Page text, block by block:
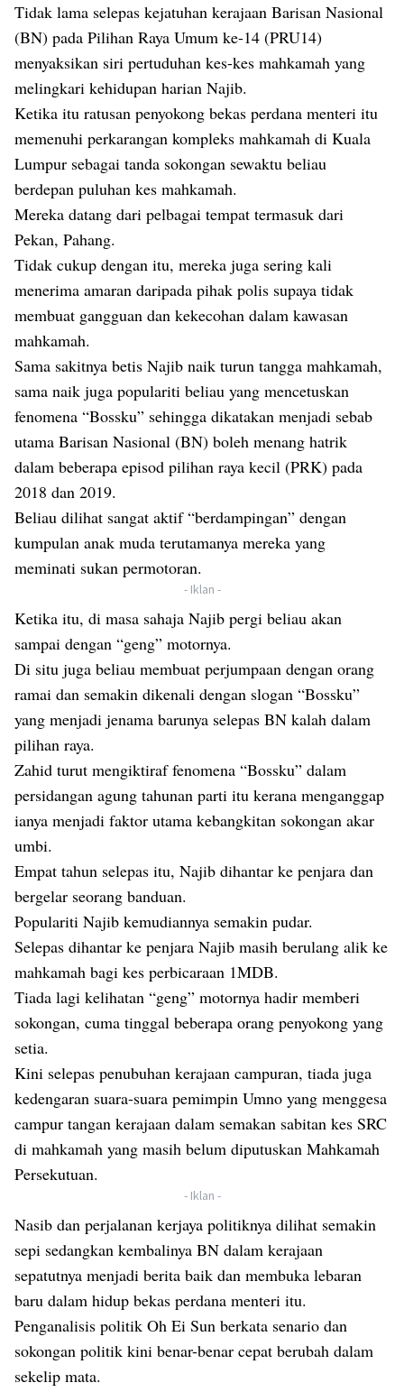
Tidak lama selepas kejatuhan kerajaan Barisan Nasional
(BN) pada Pilihan Raya Umum ke-14 (PRU14)
menyaksikan siri pertuduhan kes-kes mahkamah yang
melingkari kehidupan harian Najib.
Ketika itu ratusan penyokong bekas perdana menteri itu
memenuhi perkarangan kompleks mahkamah di Kuala
Lumpur sebagai tanda sokongan sewaktu beliau
berdepan puluhan kes mahkamah.
Mereka datang dari pelbagai tempat termasuk dari
Pekan, Pahang.
Tidak cukup dengan itu, mereka juga sering kali
menerima amaran daripada pihak polis supaya tidak
membuat gangguan dan kekecohan dalam kawasan
mahkamah.
Sama sakitnya betis Najib naik turun tangga mahkamah,
sama naik juga populariti beliau yang mencetuskan
fenomena “Bossku” sehingga dikatakan menjadi sebab
utama Barisan Nasional (BN) boleh menang hatrik
dalam beberapa episod pilihan raya kecil (PRK) pada
2018 dan 2019.
Beliau dilihat sangat aktif “berdampingan” dengan
kumpulan anak muda terutamanya mereka yang
meminati sukan permotoran.
- Iklan -
Ketika itu, di masa sahaja Najib pergi beliau akan
sampai dengan “geng” motornya.
Di situ juga beliau membuat perjumpaan dengan orang
ramai dan semakin dikenali dengan slogan “Bossku”
yang menjadi jenama barunya selepas BN kalah dalam
pilihan raya.
Zahid turut mengiktiraf fenomena “Bossku” dalam
persidangan agung tahunan parti itu kerana menganggap
ianya menjadi faktor utama kebangkitan sokongan akar
umbi.
Empat tahun selepas itu, Najib dihantar ke penjara dan
bergelar seorang banduan.
Populariti Najib kemudiannya semakin pudar.
Selepas dihantar ke penjara Najib masih berulang alik ke
mahkamah bagi kes perbicaraan 1MDB.
Tiada lagi kelihatan “geng” motornya hadir memberi
sokongan, cuma tinggal beberapa orang penyokong yang
setia.
Kini selepas penubuhan kerajaan campuran, tiada juga
kedengaran suara-suara pemimpin Umno yang menggesa
campur tangan kerajaan dalam semakan sabitan kes SRC
di mahkamah yang masih belum diputuskan Mahkamah
Persekutuan.
- Iklan -
Nasib dan perjalanan kerjaya politiknya dilihat semakin
sepi sedangkan kembalinya BN dalam kerajaan
sepatutnya menjadi berita baik dan membuka lebaran
baru dalam hidup bekas perdana menteri itu.
Penganalisis politik Oh Ei Sun berkata senario dan
sokongan politik kini benar-benar cepat berubah dalam
sekelip mata.